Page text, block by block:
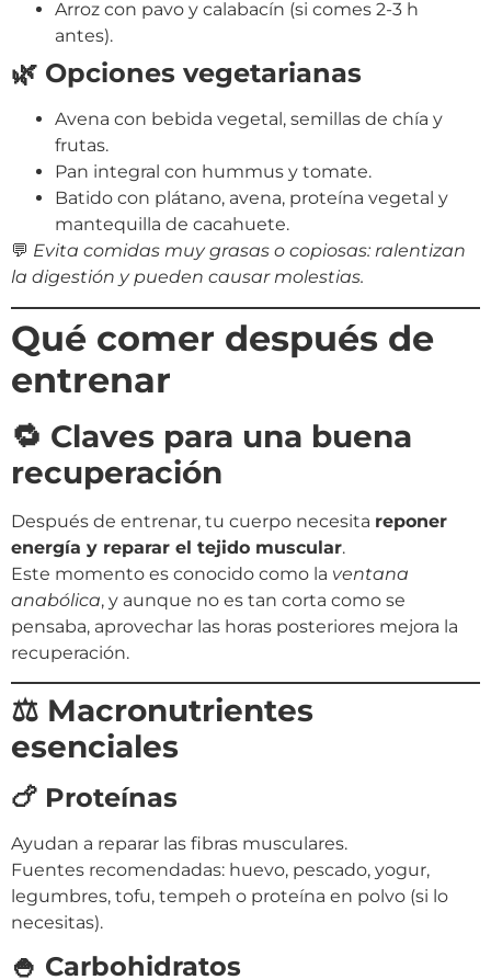
Arroz con pavo y calabacín (si comes 2-3 h
antes).
🌿 Opciones vegetarianas
Avena con bebida vegetal, semillas de chía y
frutas.
Pan integral con hummus y tomate.
Batido con plátano, avena, proteína vegetal y
mantequilla de cacahuete.
💬 Evita comidas muy grasas o copiosas: ralentizan
la digestión y pueden causar molestias.
Qué comer después de
entrenar
🔁 Claves para una buena
recuperación
Después de entrenar, tu cuerpo necesita reponer
energía y reparar el tejido muscular.
Este momento es conocido como la ventana
anabólica, y aunque no es tan corta como se
pensaba, aprovechar las horas posteriores mejora la
recuperación.
⚖️ Macronutrientes
esenciales
🍗 Proteínas
Ayudan a reparar las fibras musculares.
Fuentes recomendadas: huevo, pescado, yogur,
legumbres, tofu, tempeh o proteína en polvo (si lo
necesitas).
🍚 Carbohidratos